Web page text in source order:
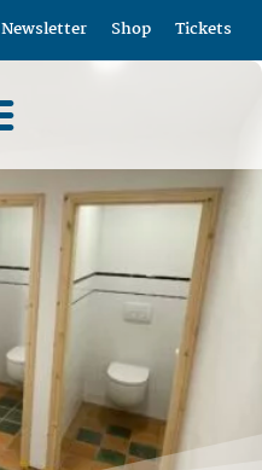
Newsletter Shop Tickets